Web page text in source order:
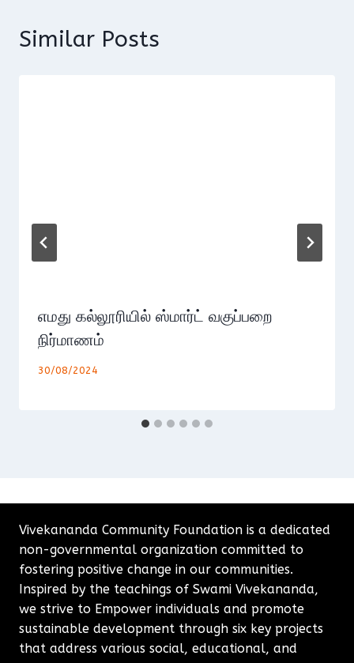
Similar Posts
எமது கல்லூரியில் ஸ்மார்ட் வகுப்பறை
நிர்மாணம்
30/08/2024
Vivekananda Community Foundation is a dedicated
non-governmental organization committed to
fostering positive change in our communities.
Inspired by the teachings of Swami Vivekananda,
we strive to Empower individuals and promote
sustainable development through six key projects
that address various social, educational, and